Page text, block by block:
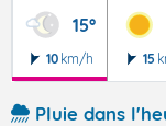
15°
10 km/h 15
Pluie dans